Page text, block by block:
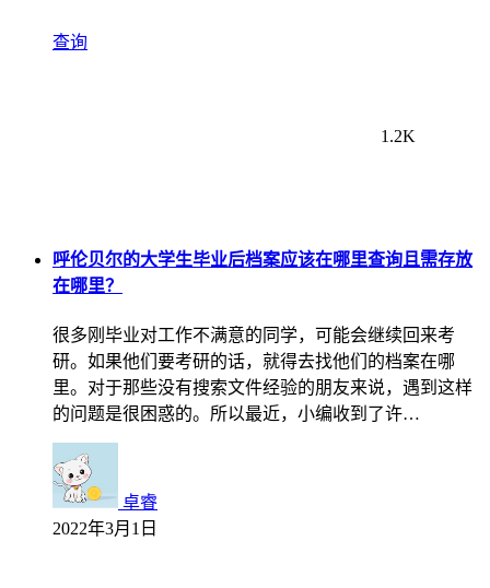
查询
1.2K
呼伦贝尔的大学生毕业后档案应该在哪里查询且需存放
在哪里？
很多刚毕业对工作不满意的同学，可能会继续回来考
研。如果他们要考研的话，就得去找他们的档案在哪
里。对于那些没有搜索文件经验的朋友来说，遇到这样
的问题是很困惑的。所以最近，小编收到了许…
卓睿
2022年3月1日